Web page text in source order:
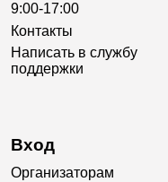
9:00-17:00
Контакты
Написать в службу
поддержки
Вход
Организаторам